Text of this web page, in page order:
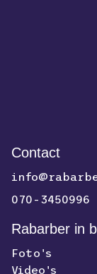
Contact
070-3450996
Rabarber in
Foto's
Video's